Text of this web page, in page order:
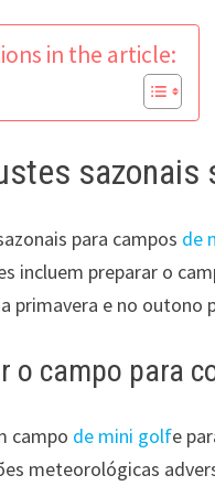
in the article:
sazonais
para campos de
incluem preparar o
primavera e no outono
o campo para
campo de mini golfe
meteorológicas